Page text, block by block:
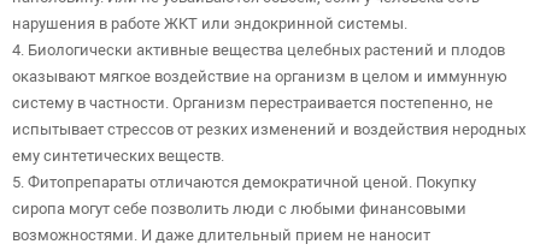
нарушения в работе ЖКТ или эндокринной системы.
4. Биологически активные вещества целебных растений и плодов
оказывают мягкое воздействие на организм в целом и иммунную
систему в частности. Организм перестраивается постепенно, не
испытывает стрессов от резких изменений и воздействия неродных
ему синтетических веществ.
5. Фитопрепараты отличаются демократичной ценой. Покупку
сиропа могут себе позволить люди с любыми финансовыми
возможностями. И даже длительный прием не наносит